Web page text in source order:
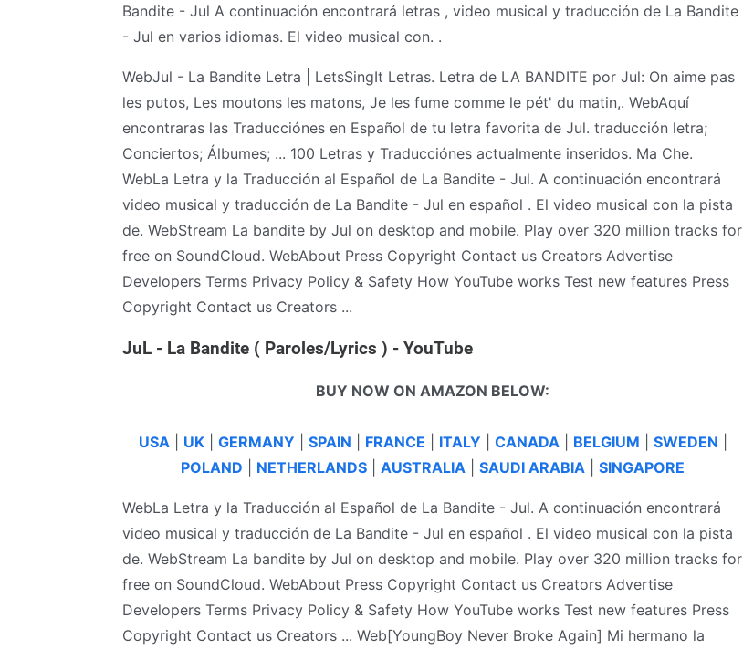
Bandite - Jul A continuación encontrará letras , video musical y traducción de La Bandite
- Jul en varios idiomas. El video musical con. .
WebJul - La Bandite Letra | LetsSingIt Letras. Letra de LA BANDITE por Jul: On aime pas
les putos, Les moutons les matons, Je les fume comme le pét' du matin,. WebAquí
encontraras las Traducciónes en Español de tu letra favorita de Jul. traducción letra;
Conciertos; Álbumes; ... 100 Letras y Traducciónes actualmente inseridos. Ma Che.
WebLa Letra y la Traducción al Español de La Bandite - Jul. A continuación encontrará
video musical y traducción de La Bandite - Jul en español . El video musical con la pista
de. WebStream La bandite by Jul on desktop and mobile. Play over 320 million tracks for
free on SoundCloud. WebAbout Press Copyright Contact us Creators Advertise
Developers Terms Privacy Policy & Safety How YouTube works Test new features Press
Copyright Contact us Creators ...
JuL - La Bandite ( Paroles/Lyrics ) - YouTube
BUY NOW ON AMAZON BELOW:
USA UK| GERMANY SPAIN FRANCE ITALY CANADA BELGIUM SWEDEN
POLAND
NETHERLANDS AUSTRALIA SAUDI ARABIA SINGAPORE
WebLa Letra y la Traducción al Español de La Bandite - Jul. A continuación encontrará
video musical y traducción de La Bandite - Jul en español . El video musical con la pista
de. WebStream La bandite by Jul on desktop and mobile. Play over 320 million tracks for
free on SoundCloud. WebAbout Press Copyright Contact us Creators Advertise
Developers Terms Privacy Policy & Safety How YouTube works Test new features Press
Copyright Contact us Creators ... Web[YoungBoy Never Broke Again] Mi hermano la